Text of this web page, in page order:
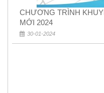
CHƯƠNG TRÌNH
MỚI 2024
30-01-2024